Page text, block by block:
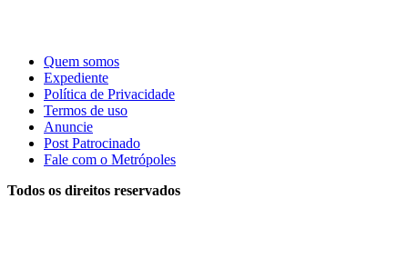
Quem somos
Expediente
Política de Privacidade
Termos de uso
Anuncie
Post Patrocinado
Fale com o Metrópoles
Todos os direitos reservados